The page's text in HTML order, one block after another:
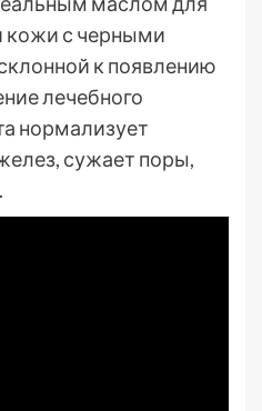
кожи с черными
к появлению
лечебного
нормализует
сужает поры,